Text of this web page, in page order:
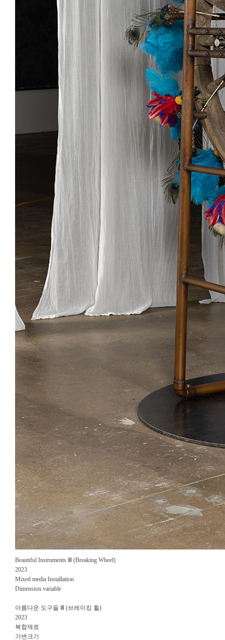
Beautiful Instruments Ⅲ (Breaking Wheel)
2023
Mixed media Installation
Dimension variable
아름다운 도구들 Ⅲ (브레이킹 휠)
2023
복합재료
가변크기